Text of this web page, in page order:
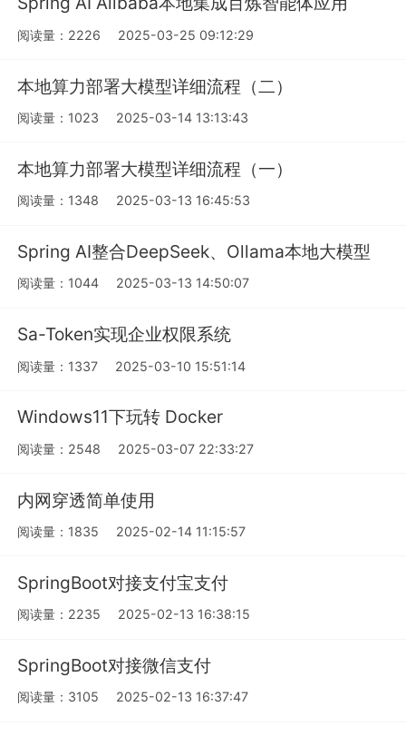
阅读量：2226 2025-03-25 09:12:29
本地算力部署大模型详细流程（二）
阅读量：1023 2025-03-14 13:13:43
本地算力部署大模型详细流程（一）
阅读量：1348 2025-03-13 16:45:53
Spring AI整合DeepSeek、Ollama本地大模型
阅读量：1044 2025-03-13 14:50:07
Sa-Token实现企业权限系统
阅读量：1337 2025-03-10 15:51:14
Windows11下玩转 Docker
阅读量：2548 2025-03-07 22:33:27
内网穿透简单使用
阅读量：1835 2025-02-14 11:15:57
SpringBoot对接支付宝支付
阅读量：2235 2025-02-13 16:38:15
SpringBoot对接微信支付
阅读量：3105 2025-02-13 16:37:47